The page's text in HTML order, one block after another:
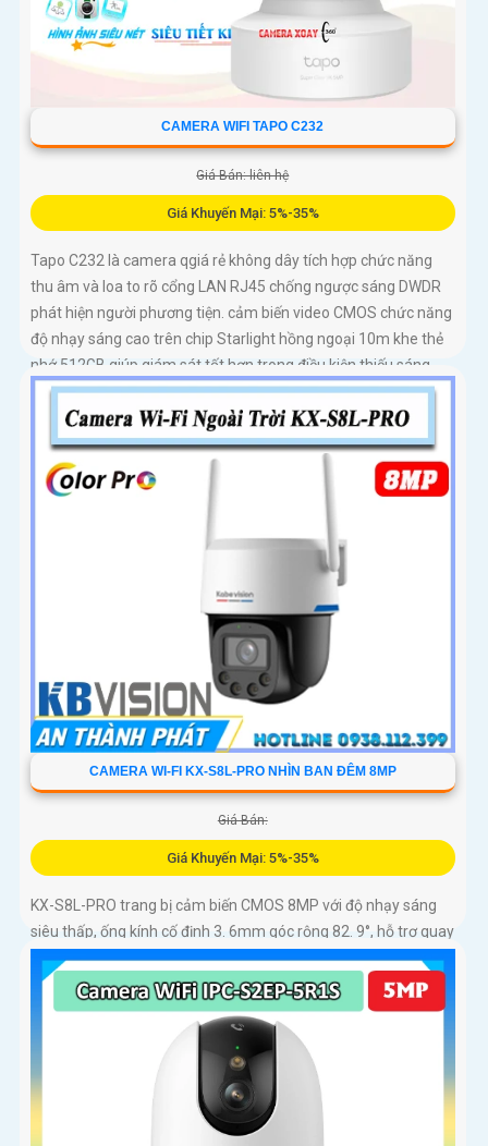
CAMERA WIFI TAPO C232
Giá Bán: liên hệ
Giá Khuyến Mại: 5%-35%
Tapo C232 là camera qgiá rẻ không dây tích hợp chức năng
thu âm và loa to rõ cổng LAN RJ45 chống ngược sáng DWDR
phát hiện người phương tiện. cảm biến video CMOS chức năng
độ nhạy sáng cao trên chip Starlight hồng ngoại 10m khe thẻ
nhớ 512GB giúp giám sát tốt hơn trong điều kiện thiếu sáng
CAMERA WI-FI KX-S8L-PRO NHÌN BAN ĐÊM 8MP
Giá Bán:
Giá Khuyến Mại: 5%-35%
KX-S8L-PRO trang bị cảm biến CMOS 8MP với độ nhạy sáng
siêu thấp, ống kính cố định 3. 6mm góc rộng 82. 9°, hỗ trợ quay
quét tự động, Auto Tracking theo dõi đối tượng